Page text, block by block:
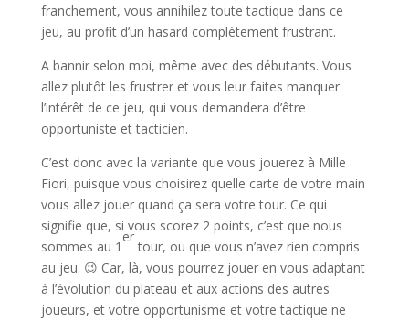
franchement, vous annihilez toute tactique dans ce
jeu, au profit d’un hasard complètement frustrant.
A bannir selon moi, même avec des débutants. Vous
allez plutôt les frustrer et vous leur faites manquer
l’intérêt de ce jeu, qui vous demandera d’être
opportuniste et tacticien.
C’est donc avec la variante que vous jouerez à Mille
Fiori, puisque vous choisirez quelle carte de votre main
vous allez jouer quand ça sera votre tour. Ce qui
signifie que, si vous scorez 2 points, c’est que nous
sommes au 1
er
tour, ou que vous n’avez rien compris
au jeu. 😉 Car, là, vous pourrez jouer en vous adaptant
à l’évolution du plateau et aux actions des autres
joueurs, et votre opportunisme et votre tactique ne